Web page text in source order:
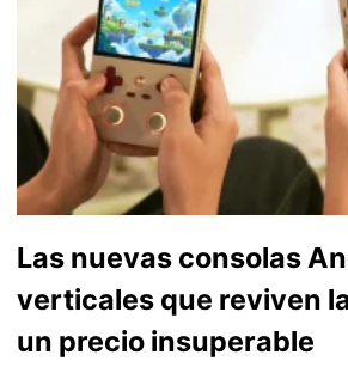
Las nuevas consolas
verticales que reviven
un precio insuperable